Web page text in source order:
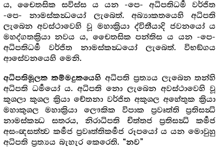
ය, චෛතසික සවිස්ස ය යන -පෙ- අධිපතිධර්‍ම වර්ජිත
-පෙ- නාමස්කන්‍ධයෝ ලැබෙත්. අබ්‍යාකතයෙහි අධිපති
ලැබෙන අවස්ථාවෙහි වූ මහාක්‍රියා ද්විතීයාදි ජවනයෝ ය
මහද්ගතක්‍රියා නවය ය, චෛතසික පන්තිස ය යන -පෙ-
අධිපතිධර්‍ම වර්ජිත නාමස්කන්‍ධයෝ ලැබෙත්. විභඞ්ගය
ආසේවනයෙහි මෙනි.
අධිපතිමූලක කම්මදුකයෙහි අධිපති ප්‍රත්‍යය ලැබෙන තන්හි
අධිපති ධර්‍මයෝ ය. අධිපති නො ලැබෙන අවස්ථාවෙහි වූ
කුශලා කුශල ක්‍රියා චේතනා වර්ජිත අකුශල අහේතුක ක්‍රියා
මහාකුශල මහාක්‍රියා ලෞකික විපාක ප්‍රවෘත්ති ප්‍රතිසන්‍ධි
නාමස්කන්‍ධ සතරය, නිරාධිපති චිත්තජ ප්‍රතිසන්‍ධි කර්‍මජ
අසංඥසත්ත්‍ව කර්‍මජ ප්‍රවෘත්තිකර්‍මජ රූපයෝ ය යන මොවුහු
අධිපති ප්‍රත්‍යය බැහැර කෙරෙති. “නව”